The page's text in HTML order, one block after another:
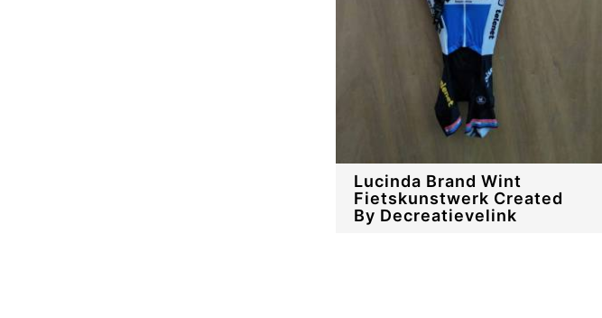
Lucinda Brand Wint
Fietskunstwerk Created
By Decreatievelink